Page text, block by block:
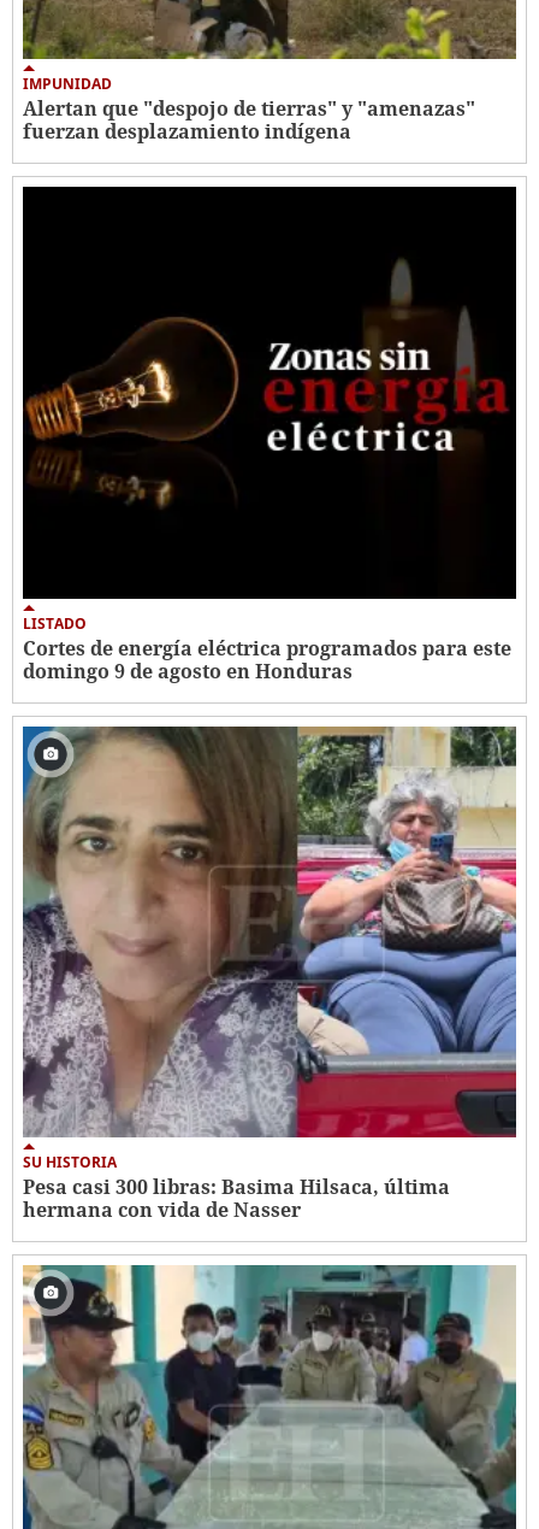
IMPUNIDAD
Alertan que "despojo de tierras" y "amenazas"
fuerzan desplazamiento indígena
LISTADO
Cortes de energía eléctrica programados para este
domingo 9 de agosto en Honduras
SU HISTORIA
Pesa casi 300 libras: Basima Hilsaca, última
hermana con vida de Nasser